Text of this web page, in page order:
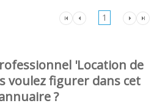
1
'Location de
voulez figurer dans cet
?